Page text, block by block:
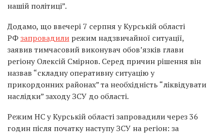
нашій політиці”.
Додамо, що ввечері 7 серпня у Курській області
РФзапровадили режим надзвичайної ситуації,
заявив тимчасовий виконувач обов’язків глави
регіону Олексій Смірнов. Серед причин рішення він
назвав “складну оперативну ситуацію у
прикордонних районах” та необхідність “ліквідувати
наслідки” заходу ЗСУ до області.
Режим НС у Курській області запровадили через 36
годин після початку наступу ЗСУ на регіон: за